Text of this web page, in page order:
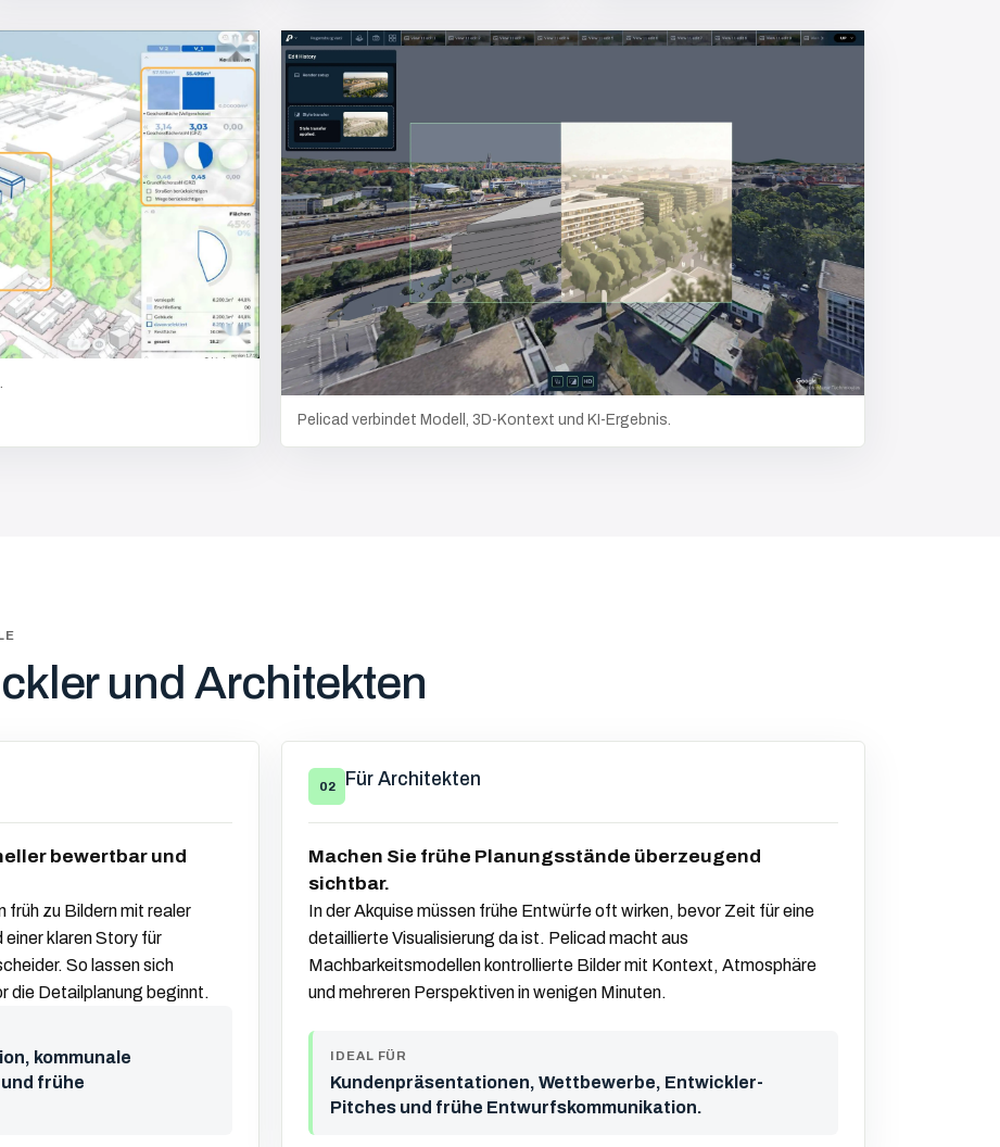
Pelicad verbindet Modell, 3D-Kontext und KI-Ergebnis.
und Architekten
bewertbar und
früh zu Bildern mit realer
klaren Story für
So lassen sich
die Detailplanung beginnt.
kommunale
frühe
02 Für Architekten
Machen Sie frühe Planungsstände überzeugend
sichtbar.
In der Akquise müssen frühe Entwürfe oft wirken, bevor Zeit für eine
detaillierte Visualisierung da ist. Pelicad macht aus
Machbarkeitsmodellen kontrollierte Bilder mit Kontext, Atmosphäre
und mehreren Perspektiven in wenigen Minuten.
IDEAL FÜR
Kundenpräsentationen, Wettbewerbe, Entwickler-
Pitches und frühe Entwurfskommunikation.